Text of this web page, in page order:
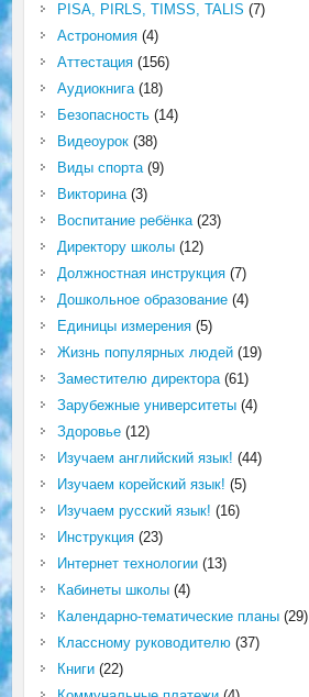
PISA, PIRLS, TIMSS, TALIS (7)
Астрономия(4)
Аттестация(156)
Аудиокнига(18)
Безопасность(14)
Видеоурок(38)
Виды спорта(9)
Викторина(3)
Воспитание ребёнка(23)
Директору школы(12)
Должностная инструкция(7)
Дошкольное образование(4)
Единицы измерения(5)
Жизнь популярных людей(19)
Заместителю директора(61)
Зарубежные университеты(4)
Здоровье(12)
Изучаем английский язык! (44)
Изучаем корейский язык! (5)
Изучаем русский язык! (16)
Инструкция(23)
Интернет технологии(13)
Кабинеты школы(4)
Календарно-тематические планы(29)
Классному руководителю(37)
Книги(22)